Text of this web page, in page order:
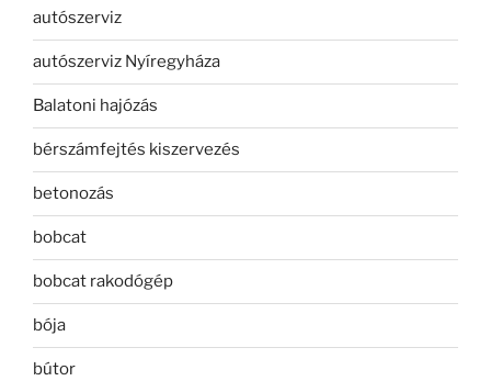
autószerviz
autószerviz Nyíregyháza
Balatoni hajózás
bérszámfejtés kiszervezés
betonozás
bobcat
bobcat rakodógép
bója
bútor